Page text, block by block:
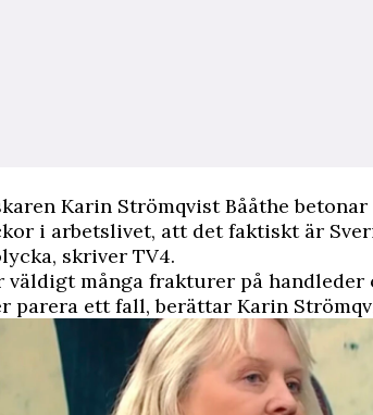
Karin Strömqvist Bååthe
i arbetslivet, att det faktiskt är
skriver TV4.
väldigt många frakturer på handleder
parera ett fall, berättar Karin